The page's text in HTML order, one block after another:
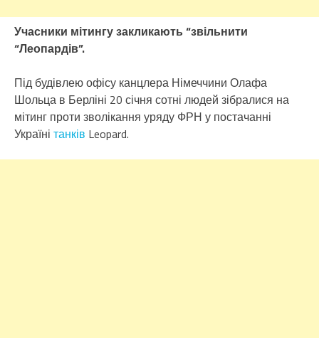
Учасники мітингу закликають “звільнити
“Леопардів”.
Під будівлею офісу канцлера Німеччини Олафа
Шольца в Берліні 20 січня сотні людей зібралися на
мітинг проти зволікання уряду ФРН у постачанні
Україні танків Leopard.